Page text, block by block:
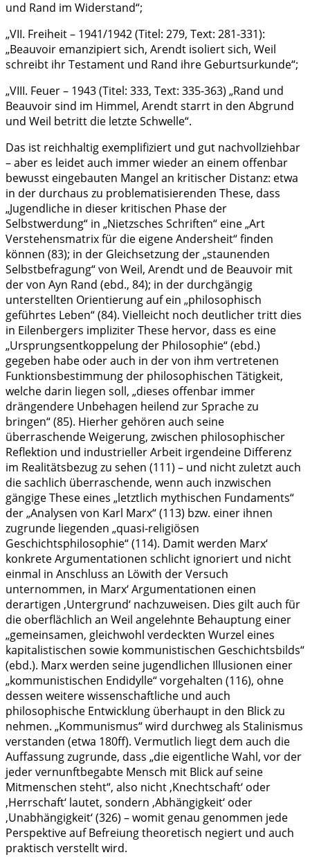
und Rand im Widerstand“;
„VII. Freiheit – 1941/1942 (Titel: 279, Text: 281-331):
„Beauvoir emanzipiert sich, Arendt isoliert sich, Weil
schreibt ihr Testament und Rand ihre Geburtsurkunde“;
„VIII. Feuer – 1943 (Titel: 333, Text: 335-363) „Rand und
Beauvoir sind im Himmel, Arendt starrt in den Abgrund
und Weil betritt die letzte Schwelle“.
Das ist reichhaltig exemplifiziert und gut nachvollziehbar
– aber es leidet auch immer wieder an einem offenbar
bewusst eingebauten Mangel an kritischer Distanz: etwa
in der durchaus zu problematisierenden These, dass
„Jugendliche in dieser kritischen Phase der
Selbstwerdung“ in „Nietzsches Schriften“ eine „Art
Verstehensmatrix für die eigene Andersheit“ finden
können (83); in der Gleichsetzung der „staunenden
Selbstbefragung“ von Weil, Arendt und de Beauvoir mit
der von Ayn Rand (ebd., 84); in der durchgängig
unterstellten Orientierung auf ein „philosophisch
geführtes Leben“ (84). Vielleicht noch deutlicher tritt dies
in Eilenbergers impliziter These hervor, dass es eine
„Ursprungsentkoppelung der Philosophie“ (ebd.)
gegeben habe oder auch in der von ihm vertretenen
Funktionsbestimmung der philosophischen Tätigkeit,
welche darin liegen soll, „dieses offenbar immer
drängendere Unbehagen heilend zur Sprache zu
bringen“ (85). Hierher gehören auch seine
überraschende Weigerung, zwischen philosophischer
Reflektion und industrieller Arbeit irgendeine Differenz
im Realitätsbezug zu sehen (111) – und nicht zuletzt auch
die sachlich überraschende, wenn auch inzwischen
gängige These eines „letztlich mythischen Fundaments“
der „Analysen von Karl Marx“ (113) bzw. einer ihnen
zugrunde liegenden „quasi-religiösen
Geschichtsphilosophie“ (114). Damit werden Marx‘
konkrete Argumentationen schlicht ignoriert und nicht
einmal in Anschluss an Löwith der Versuch
unternommen, in Marx‘ Argumentationen einen
derartigen ‚Untergrund‘ nachzuweisen. Dies gilt auch für
die oberflächlich an Weil angelehnte Behauptung einer
„gemeinsamen, gleichwohl verdeckten Wurzel eines
kapitalistischen sowie kommunistischen Geschichtsbilds“
(ebd.). Marx werden seine jugendlichen Illusionen einer
„kommunistischen Endidylle“ vorgehalten (116), ohne
dessen weitere wissenschaftliche und auch
philosophische Entwicklung überhaupt in den Blick zu
nehmen. „Kommunismus“ wird durchweg als Stalinismus
verstanden (etwa 180ff). Vermutlich liegt dem auch die
Auffassung zugrunde, dass „die eigentliche Wahl, vor der
jeder vernunftbegabte Mensch mit Blick auf seine
Mitmenschen steht“, also nicht ‚Knechtschaft‘ oder
‚Herrschaft‘ lautet, sondern ‚Abhängigkeit‘ oder
‚Unabhängigkeit‘ (326) – womit genau genommen jede
Perspektive auf Befreiung theoretisch negiert und auch
praktisch verstellt wird.